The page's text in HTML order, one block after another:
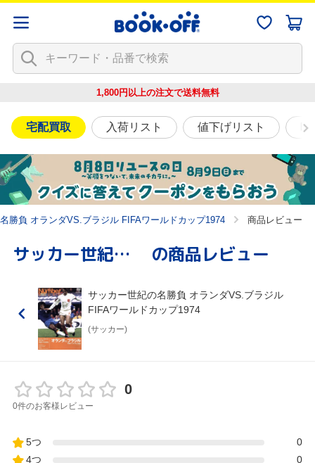
1,800円以上の注文で送料無料
宅配買取 入荷リスト 値下げリスト
勝負 オランダVS.ブラジル FIFAワールドカップ1974 商品レビュー
サッカー世紀の名勝負 オランダVS.ブラジル FIFAワールドカップ1974 の商品レビュー
サッカー世紀の名勝負 オランダVS.ブラジル
FIFAワールドカップ1974
(サッカー)
0
0件のお客様レビュー
5つ
0
4つ
0